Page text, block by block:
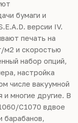
бумаги и
версии IV.
печать на
м2 и скоростью
набор опций,
настройка
числе вакуумной
и многие другие. В
C1070 вдвое
барабанов,